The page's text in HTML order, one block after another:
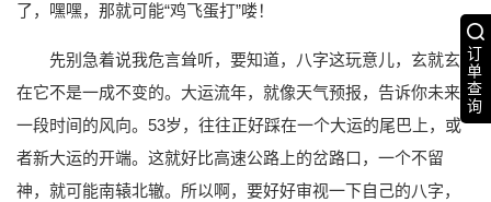
订
单
查
询
了，嘿嘿，那就可能“鸡飞蛋打”喽！
先别急着说我危言耸听，要知道，八字这玩意儿，玄就玄
在它不是一成不变的。大运流年，就像天气预报，告诉你未来
一段时间的风向。53岁，往往正好踩在一个大运的尾巴上，或
者新大运的开端。这就好比高速公路上的岔路口，一个不留
神，就可能南辕北辙。所以啊，要好好审视一下自己的八字，